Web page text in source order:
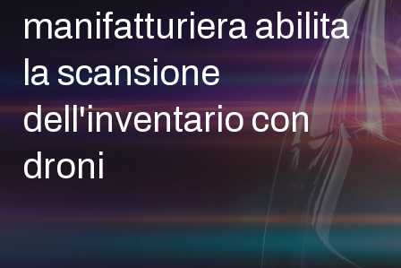
manifatturiera abilita
la scansione
dell'inventario con
droni